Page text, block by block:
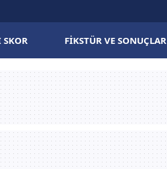
SKOR FIKSTÜR VE SONUÇLAR